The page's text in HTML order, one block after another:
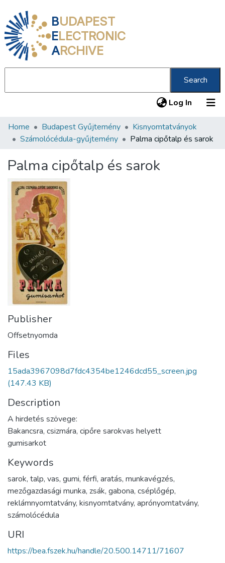
BUDAPEST
ELECTRONIC
ARCHIVE
Search
Log In (current)
Communities & Collections
Statistics
About us
Home Budapest Gyűjtemény
Kisnyomtatványok
Számolócédula-gyűjtemény
Palma cipőtalp és sarok
Palma cipőtalp és sarok
Publisher
Offsetnyomda
Files
15ada3967098d7fdc4354be1246dcd55_screen.jpg
(147.43 KB)
Description
A hirdetés szövege:
Bakancsra, csizmára, cipőre sarokvas helyett
gumisarkot
Keywords
sarok, talp, vas, gumi, férfi, aratás, munkavégzés,
mezőgazdasági munka, zsák, gabona, cséplőgép,
reklámnyomtatvány, kisnyomtatvány, aprónyomtatvány,
számolócédula
URI
https://bea.fszek.hu/handle/20.500.14711/71607